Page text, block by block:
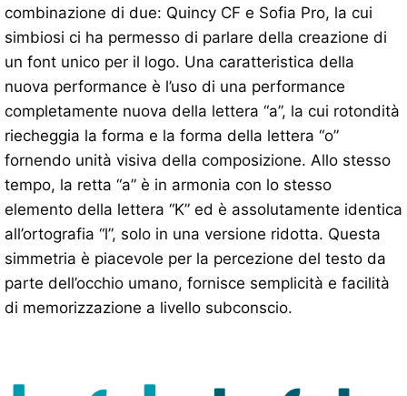
combinazione di due: Quincy CF e Sofia Pro, la cui
simbiosi ci ha permesso di parlare della creazione di
un font unico per il logo. Una caratteristica della
nuova performance è l’uso di una performance
completamente nuova della lettera “a”, la cui rotondità
riecheggia la forma e la forma della lettera “o”
fornendo unità visiva della composizione. Allo stesso
tempo, la retta “a” è in armonia con lo stesso
elemento della lettera “K” ed è assolutamente identica
all’ortografia “l”, solo in una versione ridotta. Questa
simmetria è piacevole per la percezione del testo da
parte dell’occhio umano, fornisce semplicità e facilità
di memorizzazione a livello subconscio.